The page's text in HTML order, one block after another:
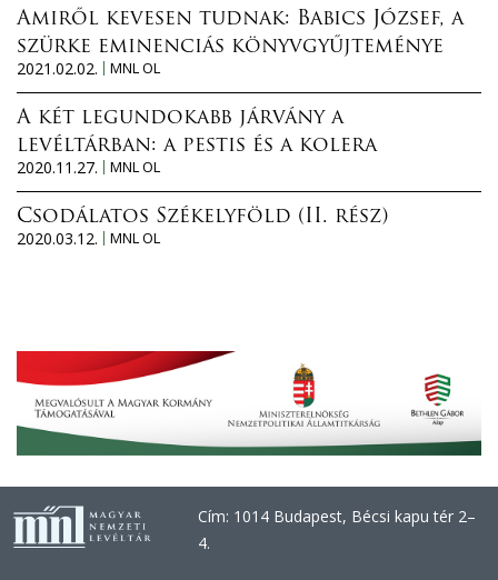
Amiről kevesen tudnak: Babics József, a
szürke eminenciás könyvgyűjteménye
2021.02.02.
MNL OL
A két legundokabb járvány a
levéltárban: a pestis és a kolera
2020.11.27.
MNL OL
Csodálatos Székelyföld (II. rész)
2020.03.12.
MNL OL
Cím: 1014 Budapest, Bécsi kapu tér 2–
4.